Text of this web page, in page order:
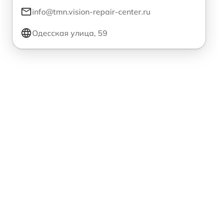
info@tmn.vision-repair-center.ru
Одесская улица, 59